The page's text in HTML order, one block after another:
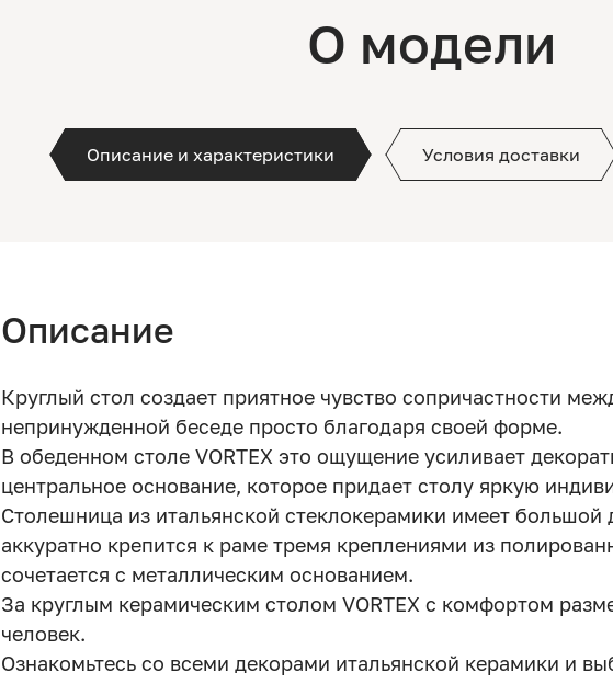
О модели
Описание и характеристики Условия доставки
Описание
Круглый стол создает приятное чувство сопричастности
непринужденной беседе просто благодаря своей форме.
В обеденном столе VORTEX это ощущение усиливает
центральное основание, которое придает столу яркую
Столешница из итальянской стеклокерамики имеет большой
аккуратно крепится к раме тремя креплениями из
сочетается с металлическим основанием.
За круглым керамическим столом VORTEX с комфортом
человек.
Ознакомьтесь со всеми декорами итальянской керамики и